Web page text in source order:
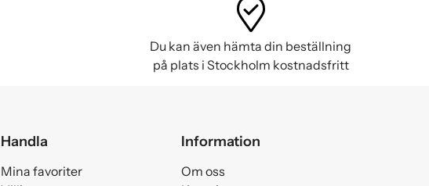
Du kan även hämta din beställning
på plats i Stockholm kostnadsfritt
Handla
Mina favoriter
Information
Om oss